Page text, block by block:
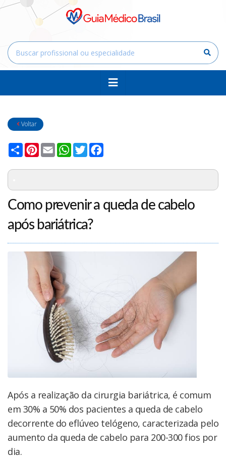
Voltar
Compartilhar
Pinterest
Email WhatsApp
Twitter
Como prevenir a queda de cabelo
após bariátrica?
Após a realização da cirurgia bariátrica, é comum
em 30% a 50% dos pacientes a queda de cabelo
decorrente do eflúveo telógeno, caracterizada pelo
aumento da queda de cabelo para 200-300 fios por
dia.